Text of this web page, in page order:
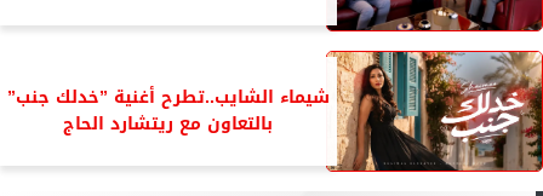
شيماء الشايب..تطرح أغنية ”خدلك جنب”
بالتعاون مع ريتشارد الحاج